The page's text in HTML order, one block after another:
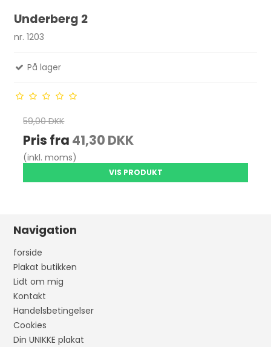
Underberg 2
nr. 1203
På lager
59,00 DKK
Pris fra 41,30 DKK
(inkl. moms)
VIS PRODUKT
Navigation
forside
Plakat butikken
Lidt om mig
Kontakt
Handelsbetingelser
Cookies
Din UNIKKE plakat